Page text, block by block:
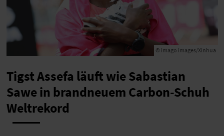
© imago images/Xinhua
Tigst Assefa läuft wie Sabastian
Sawe in brandneuem Carbon-Schuh
Weltrekord